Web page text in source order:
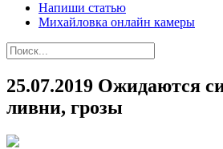
Напиши статью
Михайловка онлайн камеры
25.07.2019 Ожидаются
ливни, грозы